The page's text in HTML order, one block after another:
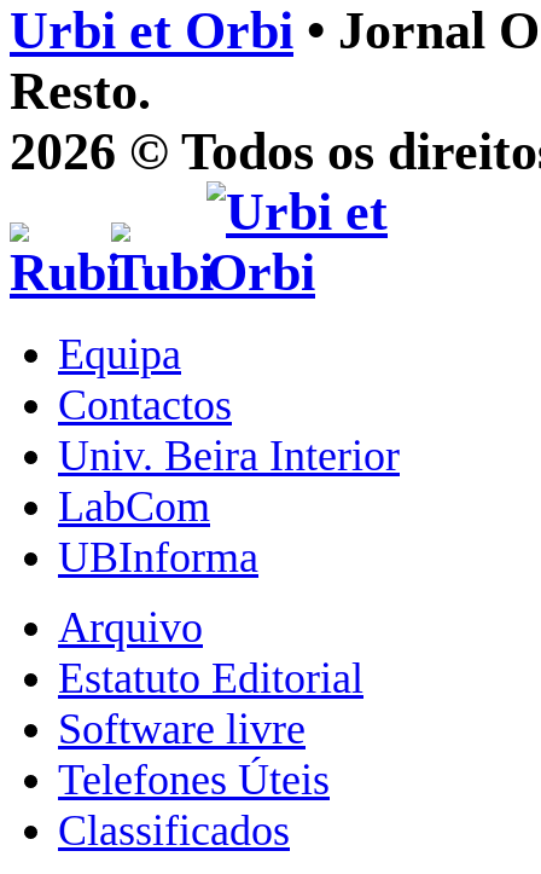
Urbi et Orbi • Jornal
Resto.
2026 © Todos os
Equipa
Contactos
Univ. Beira Interior
LabCom
UBInforma
Arquivo
Estatuto Editorial
Software livre
Telefones Úteis
Classificados